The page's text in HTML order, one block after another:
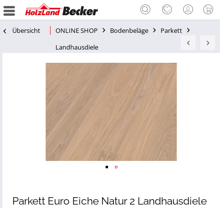
Übersicht ONLINE SHOP Bodenbeläge
Parkett
Landhausdiele
Parkett Euro Eiche Natur 2 Landhausdiele